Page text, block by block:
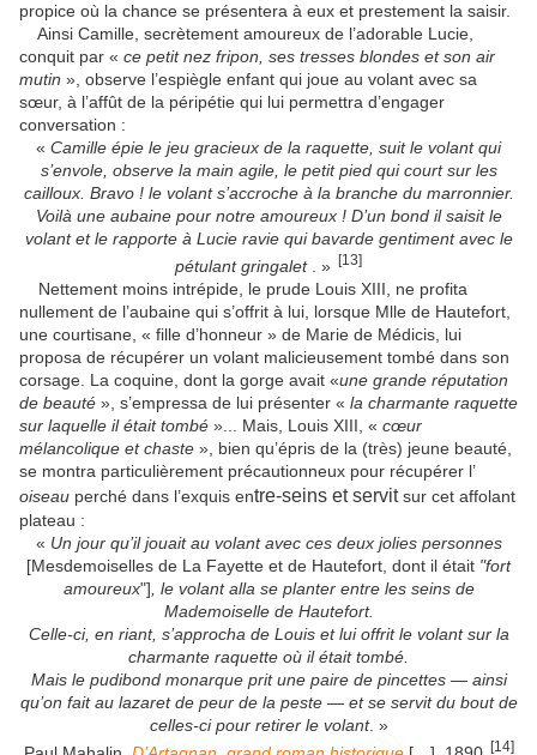
propice où la chance se présentera à eux et prestement la saisir.
Ainsi Camille, secrètement amoureux de l’adorable Lucie,
conquit par « ce petit nez fripon, ses tresses blondes et son air
mutin », observe l’espiègle enfant qui joue au volant avec sa
sœur, à l’affût de la péripétie qui lui permettra d’engager
conversation :
« Camille épie le jeu gracieux de la raquette, suit le volant qui
s’envole, observe la main agile, le petit pied qui court sur les
cailloux. Bravo ! le volant s’accroche à la branche du marronnier.
Voilà une aubaine pour notre amoureux ! D’un bond il saisit le
volant et le rapporte à Lucie ravie qui bavarde gentiment avec le
pétulant gringalet
. » [13]
Nettement moins intrépide, le prude Louis XIII, ne profita
nullement de l’aubaine qui s’offrit à lui, lorsque Mlle de Hautefort,
une courtisane, « fille d’honneur » de Marie de Médicis, lui
proposa de récupérer un volant malicieusement tombé dans son
corsage. La coquine, dont la gorge avait «une grande réputation
de beauté », s’empressa de lui présenter « la charmante raquette
sur laquelle il était tombé »... Mais, Louis XIII, « cœur
mélancolique et chaste », bien qu’épris de la (très) jeune beauté,
se montra particulièrement précautionneux pour récupérer l’
oiseau perché dans l’exquis entre-seins et servitsur cet affolant
plateau :
« Un jour qu’il jouait au volant avec ces deux jolies personnes
[Mesdemoiselles de La Fayette et de Hautefort, dont il était "fort
amoureux"] , le volant alla se planter entre les seins de
Mademoiselle de Hautefort.
Celle-ci, en riant, s’approcha de Louis et lui offrit le volant sur la
charmante raquette où il était tombé.
Mais le pudibond monarque prit une paire de pincettes — ainsi
qu’on fait au lazaret de peur de la peste — et se servit du bout de
celles-ci pour retirer le volant. »
[14]